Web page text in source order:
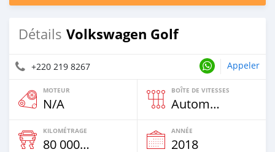
Détails Volkswagen Golf
+220 219 8267 Appeler
MOTEUR
N/A
BOÎTE DE VITESSES
Automatique
KILOMÉTRAGE
80 000 Km
ANNÉE
2018